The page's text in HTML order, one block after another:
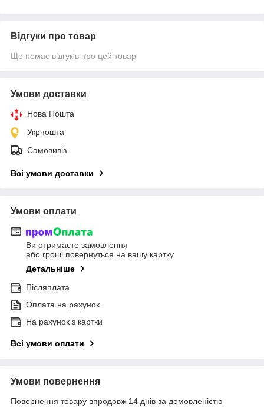
Відгуки про товар
Ще немає відгуків про цей товар
Умови доставки
Нова Пошта
Укрпошта
Самовивіз
Всі умови доставки
Умови оплати
Ви отримаєте замовлення
або гроші повернуться на вашу картку
Детальніше
Післяплата
Оплата на рахунок
На рахунок з картки
Всі умови оплати
Умови повернення
Повернення товару впродовж 14 днів за домовленістю